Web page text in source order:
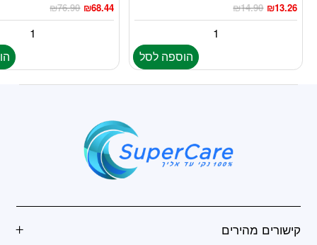
₪14.90 ₪13.26
הוספה לסל
₪76.90 ₪68.44
קישורים מהירים